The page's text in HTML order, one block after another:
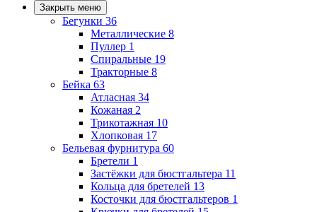
Закрыть меню
Бегунки 36
Металлические 8
Пуллер 1
Спиральные 19
Тракторные 8
Бейка 63
Атласная 34
Кожаная 2
Трикотажная 10
Хлопковая 17
Бельевая фурнитура 60
Бретели 1
Застёжки для бюстгальтера 11
Кольца для бретелей 13
Косточки для бюстгальтеров 1